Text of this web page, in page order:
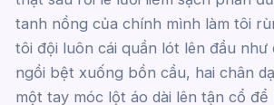
tanh nồng của chính mình làm tôi
tôi đội luôn cái quần lót lên đầu như
ngồi bệt xuống bồn cầu, hai chân
một tay móc lột áo dài lên tận cổ